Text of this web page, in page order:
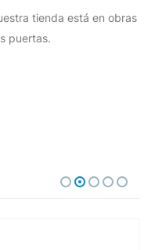
tienda está en obras
puertas.